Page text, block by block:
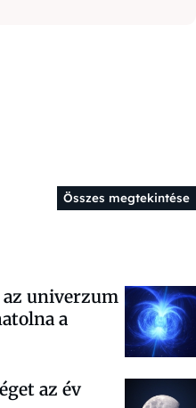
Összes megtekintése
az univerzum
a
az év